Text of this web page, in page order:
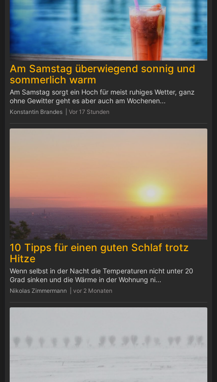
Am Samstag überwiegend sonnig und
sommerlich warm
Konstantin Brandes | Vor 17 Stunden
Am Samstag sorgt ein Hoch für meist ruhiges Wetter, ganz
ohne Gewitter geht es aber auch am Wochenen...
10 Tipps für einen guten Schlaf trotz
Hitze
Nikolas Zimmermann | vor 2 Monaten
Wenn selbst in der Nacht die Temperaturen nicht unter 20
Grad sinken und die Wärme in der Wohnung ni...